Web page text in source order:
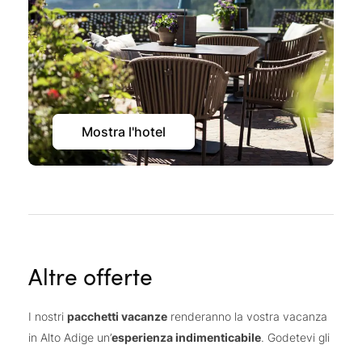
Mostra l'hotel
Altre offerte
I nostri pacchetti vacanze renderanno la vostra vacanza
in Alto Adige un’esperienza indimenticabile. Godetevi gli